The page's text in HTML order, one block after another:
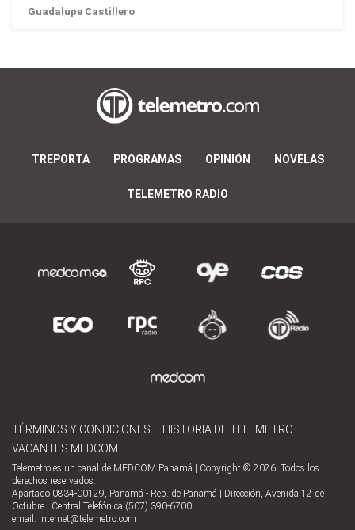
Guadalupe Castillero
TREPORTA PROGRAMAS OPINIÓN NOVELAS
TELEMETRO RADIO
TÉRMINOS Y CONDICIONES
HISTORIA DE TELEMETRO
VACANTES MEDCOM
Telemetro es un canal de MEDCOM Panamá | Copyright © 2026. Todos los
derechos reservados.
Apartado 0834-00129, Panamá - Rep. de Panamá | Dirección, Avenida 12 de
Octubre | Central Telefónica (507) 390-6700
email: internet@telemetro.com